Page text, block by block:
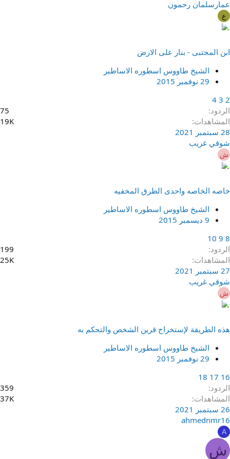
عمارسلمان رحمون
ع
ابن المجتبى - بنار على الارض
الشيخ طاووس اسطوره الاساطير
29 نوفمبر 2015
2
3
4
الردود
75
المشاهدات
19K
28 سبتمبر 2021
شوقي غريب
ش
خاصه الخاصه واحدى الطرق المخفيه
الشيخ طاووس اسطوره الاساطير
9 ديسمبر 2015
8
9
10
الردود
199
المشاهدات
25K
27 سبتمبر 2021
شوقي غريب
ش
هذه الطريقة لإستخراج قرين الشخص والتحكم به
الشيخ طاووس اسطوره الاساطير
29 نوفمبر 2015
16
17
18
الردود
359
المشاهدات
37K
26 سبتمبر 2021
ahmednmr16
A
ش